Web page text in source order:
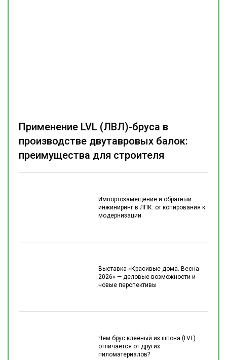
Импортозамещение и обратный
инжиниринг в ЛПК: от копирования к
модернизации
Выставка «Красивые дома. Весна
2026» — деловые возможности и
новые перспективы
Чем брус клеёный из шпона (LVL)
отличается от других
пиломатериалов?
Применение LVL (ЛВЛ)-бруса в
производстве двутавровых балок:
преимущества для строителя